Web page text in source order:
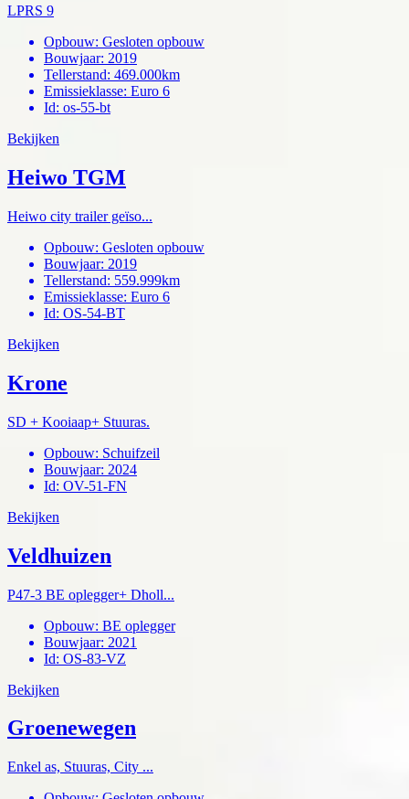
LPRS 9
Opbouw: Gesloten opbouw
Bouwjaar: 2019
Tellerstand: 469.000km
Emissieklasse: Euro 6
Id: os-55-bt
Bekijken
Heiwo TGM
Heiwo city trailer geïso...
Opbouw: Gesloten opbouw
Bouwjaar: 2019
Tellerstand: 559.999km
Emissieklasse: Euro 6
Id: OS-54-BT
Bekijken
Krone
SD + Kooiaap+ Stuuras.
Opbouw: Schuifzeil
Bouwjaar: 2024
Id: OV-51-FN
Bekijken
Veldhuizen
P47-3 BE oplegger+ Dholl...
Opbouw: BE oplegger
Bouwjaar: 2021
Id: OS-83-VZ
Bekijken
Groenewegen
Enkel as, Stuuras, City ...